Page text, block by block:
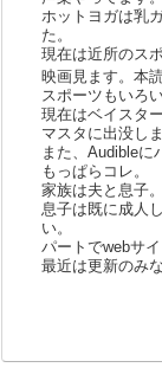
ホットヨガは乳
た。
現在は近所のス
映画見ます。本
スポーツもいろ
現在はベイスタ
マスタに出没しま
また、Audibleに
もっぱらコレ。
家族は夫と息子。
息子は既に成人
い。
パートでwebサイ
最近は更新のみ